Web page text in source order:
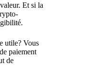
Et si la
utile? Vous
paiement
de